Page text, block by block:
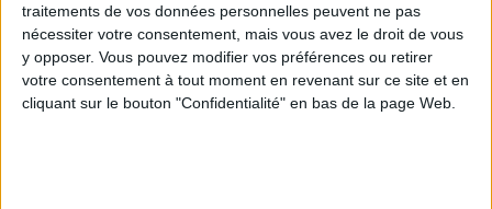
traitements de vos données personnelles peuvent ne pas
nécessiter votre consentement, mais vous avez le droit de vous
y opposer. Vous pouvez modifier vos préférences ou retirer
votre consentement à tout moment en revenant sur ce site et en
cliquant sur le bouton "Confidentialité" en bas de la page Web.
Peut-on remplacer la viande par des féculents ?
Consultation diététique du 05/08/2026